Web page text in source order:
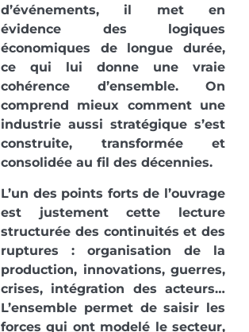
d’événements, il met en
évidence des logiques
économiques de longue durée,
ce qui lui donne une vraie
cohérence d’ensemble. On
comprend mieux comment une
industrie aussi stratégique s’est
construite, transformée et
consolidée au fil des décennies.
L’un des points forts de l’ouvrage
est justement cette lecture
structurée des continuités et des
ruptures : organisation de la
production, innovations, guerres,
crises, intégration des acteurs…
L’ensemble permet de saisir les
forces qui ont modelé le secteur,